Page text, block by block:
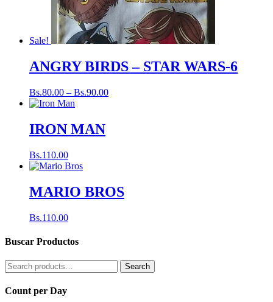
Sale!
ANGRY BIRDS – STAR WARS-6
Bs.80.00 – Bs.90.00
IRON MAN
Bs.110.00
MARIO BROS
Bs.110.00
Buscar Productos
Search
for:
Search
Count per Day